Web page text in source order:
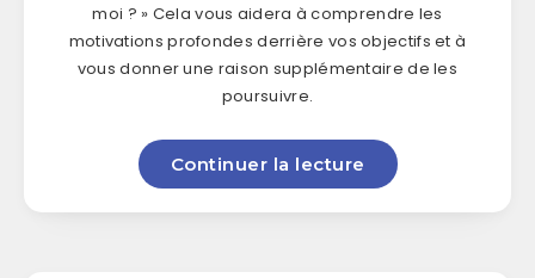
moi ? » Cela vous aidera à comprendre les
motivations profondes derrière vos objectifs et à
vous donner une raison supplémentaire de les
poursuivre.
Continuer la lecture